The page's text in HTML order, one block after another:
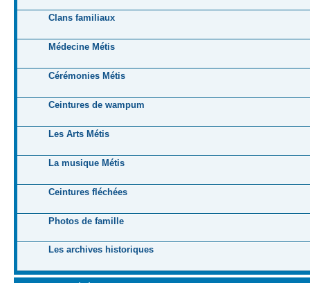
Clans familiaux
Médecine Métis
Cérémonies Métis
Ceintures de wampum
Les Arts Métis
La musique Métis
Ceintures fléchées
Photos de famille
Les archives historiques